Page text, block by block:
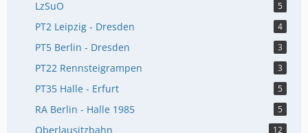
LzSuO 5
PT2 Leipzig - Dresden 4
PT5 Berlin - Dresden 3
PT22 Rennsteigrampen 3
PT35 Halle - Erfurt 5
RA Berlin - Halle 1985 5
Oberlausitzbahn 12